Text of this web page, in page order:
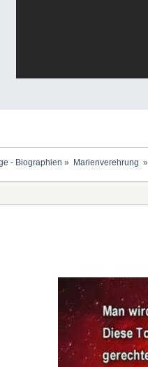
- Biographien » Marienverehrung »